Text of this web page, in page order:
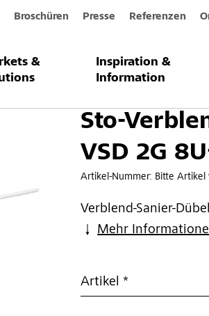
Broschüren Presse Referenzen
&
Inspiration &
Information
Sanierdübel VSD 2G 8U-V 01
Sto-
VSD 2G
Artikel-Nummer: Bitte Artikel
Verblend-Sanier-
Mehr
Artikel *